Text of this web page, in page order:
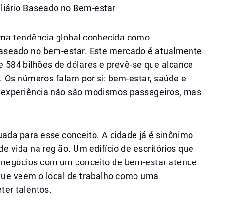
Baseado no Bem-estar
tendência global conhecida como
no bem-estar. Este mercado é atualmente
bilhões de dólares e prevê-se que alcance
números falam por si: bem-estar, saúde e
não são modismos passageiros, mas
para esse conceito. A cidade já é sinônimo
vida na região. Um edifício de escritórios que
com um conceito de bem-estar atende
veem o local de trabalho como uma
talentos.